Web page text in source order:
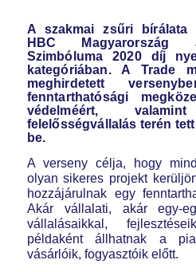
A szakmai zsűri bírálata
HBC Magyarország
Szimbóluma 2020 díj
kategóriában. A Trade
meghirdetett
fenntarthatósági
védelméért,
felelősségvállalás terén
be.
A verseny célja, hogy
olyan sikeres projekt
hozzájárulnak egy
Akár vállalati, akár egy-
vállalásaikkal,
példaként állhatnak a
vásárlóik, fogyasztóik előtt.